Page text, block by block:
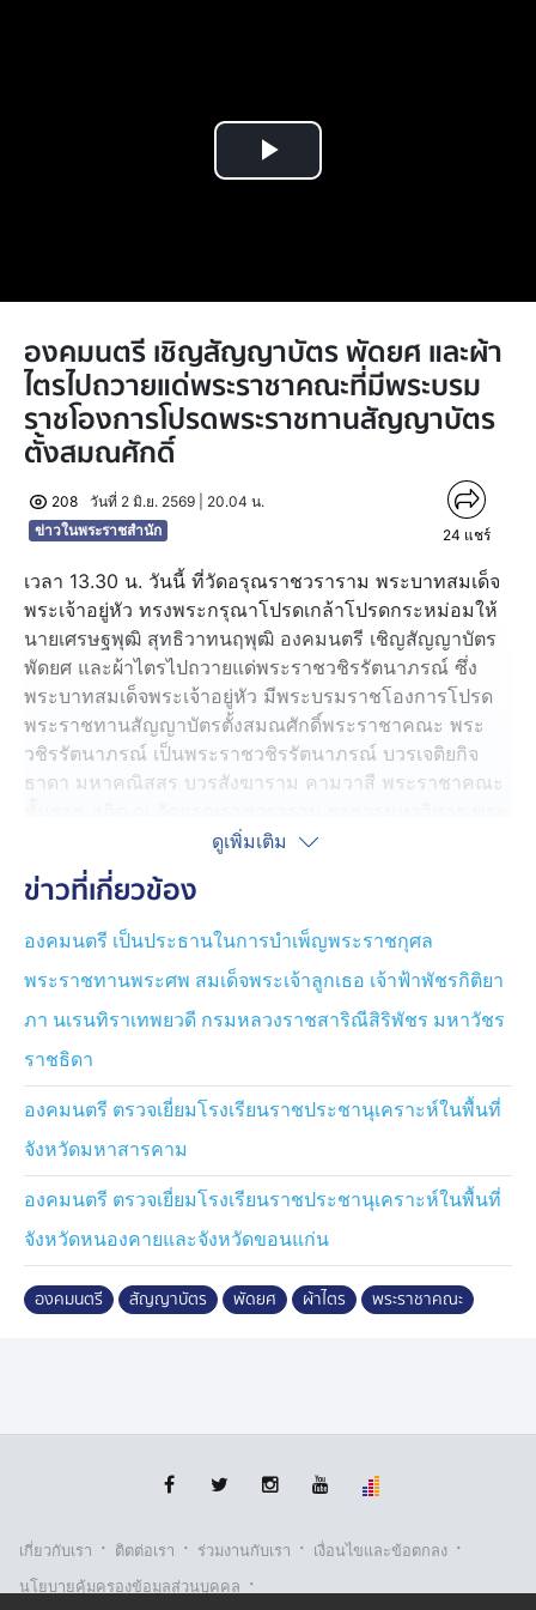
Play
องคมนตรี เชิญสัญญาบัตร พัดยศ และผ้า
ไตรไปถวายแด่พระราชาคณะที่มีพระบรม
ราชโองการโปรดพระราชทานสัญญาบัตร
ตั้งสมณศักดิ์
208
วันที่ 2 มิ.ย. 2569 | 20.04 น.
ข่าวในพระราชสำนัก
24 แชร์
เวลา 13.30 น. วันนี้ ที่วัดอรุณราชวราราม พระบาทสมเด็จ
พระเจ้าอยู่หัว ทรงพระกรุณาโปรดเกล้าโปรดกระหม่อมให้
นายเศรษฐพุฒิ สุทธิวาทนฤพุฒิ องคมนตรี เชิญสัญญาบัตร
พัดยศ และผ้าไตรไปถวายแด่พระราชวชิรรัตนาภรณ์ ซึ่ง
พระบาทสมเด็จพระเจ้าอยู่หัว มีพระบรมราชโองการโปรด
พระราชทานสัญญาบัตรตั้งสมณศักดิ์พระราชาคณะ พระ
วชิรรัตนาภรณ์ เป็นพระราชวชิรรัตนาภรณ์ บวรเจติยกิจ
ธาดา มหาคณิสสร บวรสังฆาราม คามวาสี พระราชาคณะ
อารามหลวง กรุงเทพมหานคร มีฐานานุศักดิ์ตั้งฐานานุกรม
ได้ 4 รูป คือ พระครูปลัด พระครูสังฆรักษ์ พระครูสมุห์ และ
พระครูใบฎีกา
พระราชวชิรรัตนาภรณ์ ปฏิบัติศาสนกิจเพื่อขับเคลื่อนภารกิจ
ของคณะสงฆ์อันเป็นพันธกิจสำคัญของพระพุทธศาสนา เป็น
ผู้จัดทำโครงการวัดศูนย์กลางแห่งเมตตา เพื่อให้กำลังใจ
ภิกษุและสามเณร มอบอุปกรณ์การแพทย์ และช่วยเหลือผู้สูง
อายุที่ต้องการผู้ดูแลในชุมชน 12 แห่งในเขตบางกอกใหญ่
และขยายไปสู่กลุ่มเปราะบางและผู้ป่วยติดเตียงในชุมชนอีก
140 คน ทั้งยังดำเนินโครงการจิตอาสาเรารักษ์พระปรางค์
รวมจิตอาสาทำดีด้วยใจถวายพ่อแห่งแผ่นดิน รวมทั้งสนอง
งานคณะสงฆ์ด้านการอนุรักษ์โบราณสถานวัดอรุณ
ราชวราราม เพื่อผลักดันพระปรางค์วัดอรุณฯ สู่การเป็น
มรดกโลก ปัจจุบัน ดำรงตำแหน่งผู้ช่วยเจ้าอาวาสวัดอรุณ
ราชวราราม
สมเด็จพระเจ้าอยู่หัว มีพระบรมราชโองการโปรด
พระราชทานสัญญาบัตรตั้งสมณศักดิ์ "พระครูวิจิตรธรรม
ว่า "พระภาวนาวชิรวัตร" ตั้งแต่วันที่ 14 พฤษภาคม 2569
ดูเพิ่มเติม
ข่าวที่เกี่ยวข้อง
องคมนตรี เป็นประธานในการบำเพ็ญพระราชกุศล
พระราชทานพระศพ สมเด็จพระเจ้าลูกเธอ เจ้าฟ้าพัชรกิติยา
ภา นเรนทิราเทพยวดี กรมหลวงราชสาริณีสิริพัชร มหาวัชร
ราชธิดา
องคมนตรี ตรวจเยี่ยมโรงเรียนราชประชานุเคราะห์ในพื้นที่
จังหวัดมหาสารคาม
องคมนตรี ตรวจเยี่ยมโรงเรียนราชประชานุเคราะห์ในพื้นที่
จังหวัดหนองคายและจังหวัดขอนแก่น
องคมนตรี สัญญาบัตร พัดยศ ผ้าไตร พระราชาคณะ
เกี่ยวกับเรา · ติตต่อเรา · ร่วมงานกับเรา · เงื่อนไขและข้อตกลง ·
นโยบายคุ้มครองข้อมูลส่วนบุคคล ·